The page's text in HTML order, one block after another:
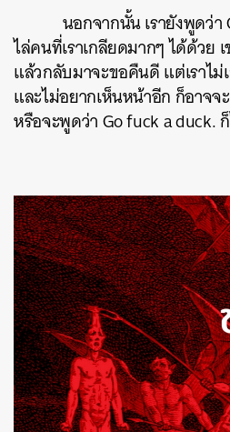
นอกจากนั้น เรายังพูดว่
ไล่คนที่เราเกลียดมากๆ ได้ด้วย
แล้วกลับมาจะขอคืนดี แต่เราไม่
และไม่อยากเห็นหน้าอีก ก็อาจจ
หรือจะพูดว่า Go fuck a duck.